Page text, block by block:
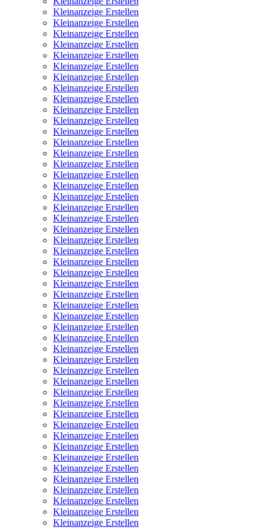
Kleinanzeige Erstellen
Kleinanzeige Erstellen
Kleinanzeige Erstellen
Kleinanzeige Erstellen
Kleinanzeige Erstellen
Kleinanzeige Erstellen
Kleinanzeige Erstellen
Kleinanzeige Erstellen
Kleinanzeige Erstellen
Kleinanzeige Erstellen
Kleinanzeige Erstellen
Kleinanzeige Erstellen
Kleinanzeige Erstellen
Kleinanzeige Erstellen
Kleinanzeige Erstellen
Kleinanzeige Erstellen
Kleinanzeige Erstellen
Kleinanzeige Erstellen
Kleinanzeige Erstellen
Kleinanzeige Erstellen
Kleinanzeige Erstellen
Kleinanzeige Erstellen
Kleinanzeige Erstellen
Kleinanzeige Erstellen
Kleinanzeige Erstellen
Kleinanzeige Erstellen
Kleinanzeige Erstellen
Kleinanzeige Erstellen
Kleinanzeige Erstellen
Kleinanzeige Erstellen
Kleinanzeige Erstellen
Kleinanzeige Erstellen
Kleinanzeige Erstellen
Kleinanzeige Erstellen
Kleinanzeige Erstellen
Kleinanzeige Erstellen
Kleinanzeige Erstellen
Kleinanzeige Erstellen
Kleinanzeige Erstellen
Kleinanzeige Erstellen
Kleinanzeige Erstellen
Kleinanzeige Erstellen
Kleinanzeige Erstellen
Kleinanzeige Erstellen
Kleinanzeige Erstellen
Kleinanzeige Erstellen
Kleinanzeige Erstellen
Kleinanzeige Erstellen